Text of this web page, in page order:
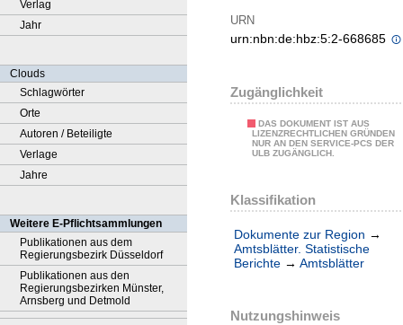
Verlag
Jahr
Clouds
Schlagwörter
Orte
Autoren / Beteiligte
Verlage
Jahre
Weitere E-Pflichtsammlungen
Publikationen aus dem
Regierungsbezirk Düsseldorf
Publikationen aus den
Regierungsbezirken Münster,
Arnsberg und Detmold
URN
urn:nbn:de:hbz:5:2-668685
Zugänglichkeit
DAS DOKUMENT IST AUS
LIZENZRECHTLICHEN GRÜNDEN
NUR AN DEN SERVICE-PCS DER
ULB ZUGÄNGLICH.
Klassifikation
Dokumente zur Region →
Amtsblätter. Statistische
Berichte → Amtsblätter
Nutzungshinweis